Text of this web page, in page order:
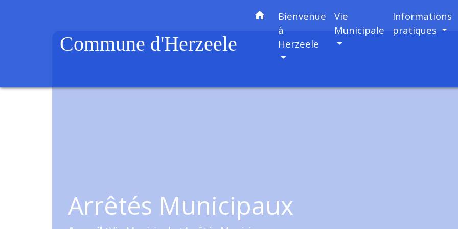
Commune d'Herzeele
home
Bienvenue
à
Herzeele
Vie
Municipale
Informations
pratiques
Arrêtés Municipaux